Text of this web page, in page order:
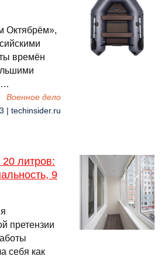
Октябрём»,
времён
…
Военное дело
| techinsider.ru
литров:
9
претензии
себя как